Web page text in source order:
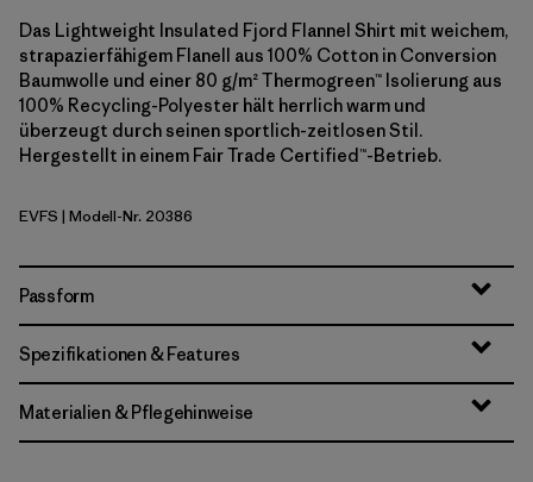
Das Lightweight Insulated Fjord Flannel Shirt mit weichem,
strapazierfähigem Flanell aus 100% Cotton in Conversion
Baumwolle und einer 80 g/m² Thermogreen™ Isolierung aus
100% Recycling-Polyester hält herrlich warm und
überzeugt durch seinen sportlich-zeitlosen Stil.
Hergestellt in einem Fair Trade Certified™-Betrieb.
Evergreen Fjord: Smolder Blue
EVFS | Modell-Nr. 20386
Passform
Spezifikationen & Features
Materialien & Pflegehinweise